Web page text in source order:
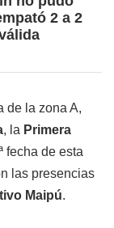
2 a 2
de la zona A,
, la Primera
fecha de esta
las presencias
Maipú.